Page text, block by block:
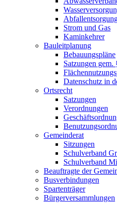
Strom und Gas
Kaminkehrer
Bauleitplanung
Bebauungspläne
Satzungen
Datenschutz in
Ortsrecht
Satzungen
Verordnungen
Gemeinderat
Sitzungen
Schulverband
Schulverband
Beauftragte der
Busverbindungen
Spartenträger
Bürgerversammlungen